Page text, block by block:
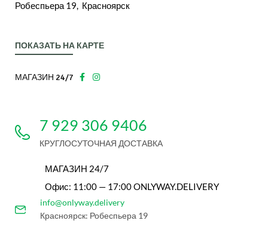
Робеспьера 19, Красноярск
ПОКАЗАТЬ НА КАРТЕ
МАГАЗИН 24/7
7 929 306 9406
КРУГЛОСУТОЧНАЯ ДОСТАВКА
МАГАЗИН 24/7
Офис: 11:00 — 17:00 ONLYWAY.DELIVERY
info@onlyway.delivery
Красноярск: Робеспьера 19